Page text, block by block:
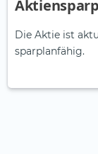
Die Aktie ist
sparplanfähig.